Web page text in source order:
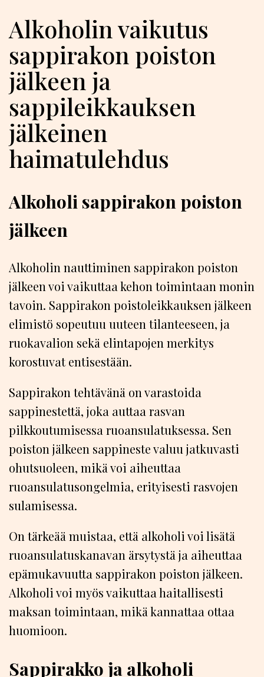
Alkoholin vaikutus
sappirakon poiston
jälkeen ja
sappileikkauksen
jälkeinen
haimatulehdus
Alkoholi sappirakon poiston
jälkeen
Alkoholin nauttiminen sappirakon poiston
jälkeen voi vaikuttaa kehon toimintaan monin
tavoin. Sappirakon poistoleikkauksen jälkeen
elimistö sopeutuu uuteen tilanteeseen, ja
ruokavalion sekä elintapojen merkitys
korostuvat entisestään.
Sappirakon tehtävänä on varastoida
sappinestettä, joka auttaa rasvan
pilkkoutumisessa ruoansulatuksessa. Sen
poiston jälkeen sappineste valuu jatkuvasti
ohutsuoleen, mikä voi aiheuttaa
ruoansulatusongelmia, erityisesti rasvojen
sulamisessa.
On tärkeää muistaa, että alkoholi voi lisätä
ruoansulatuskanavan ärsytystä ja aiheuttaa
epämukavuutta sappirakon poiston jälkeen.
Alkoholi voi myös vaikuttaa haitallisesti
maksan toimintaan, mikä kannattaa ottaa
huomioon.
Sappirakko ja alkoholi